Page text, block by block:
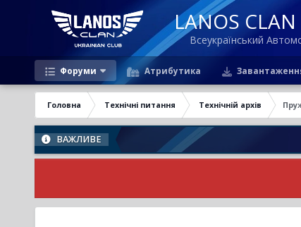
LANOS
Всеукраїнський
Форуми Атрибутика
Головна Технічні питання Технічній архів
ВАЖЛИВЕ